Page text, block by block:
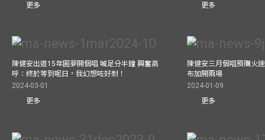
更多
更多
陳健安出道15年圓夢開個唱 喊足分半鐘 興奮高
呼：終於等到呢日，我幻想咗好耐！
2024-03-01
更多
陳健安三月個唱預購火
布加開兩場
2024-01-09
更多